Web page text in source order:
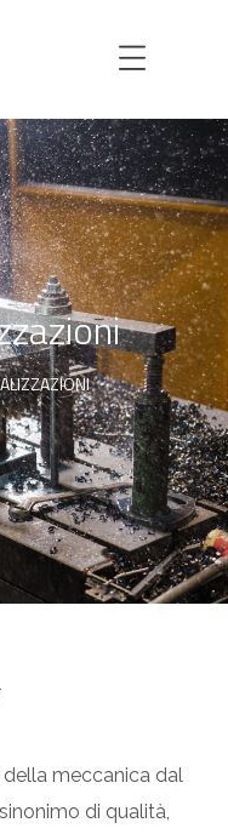
HOME AZIENDA
della meccanica dal
di qualità,